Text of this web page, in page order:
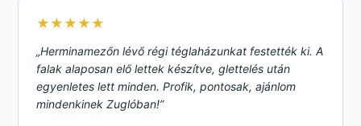
★★★★★
„Herminamezőn lévő régi téglaházunkat festették ki. A
falak alaposan elő lettek készítve, glettelés után
egyenletes lett minden. Profik, pontosak, ajánlom
mindenkinek Zuglóban!”